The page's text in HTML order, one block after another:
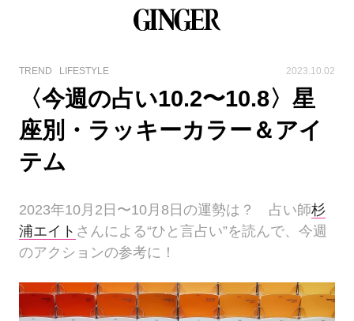
TREND LIFESTYLE 2023.10.02
〈今週の占い10.2〜10.8〉星
座別・ラッキーカラー＆アイ
テム
2023年10月2日〜10月8日の運勢は？ 占い師杉
浦エイト さんによる“ひと言占い”を読んで、今週
のアクションの参考に！